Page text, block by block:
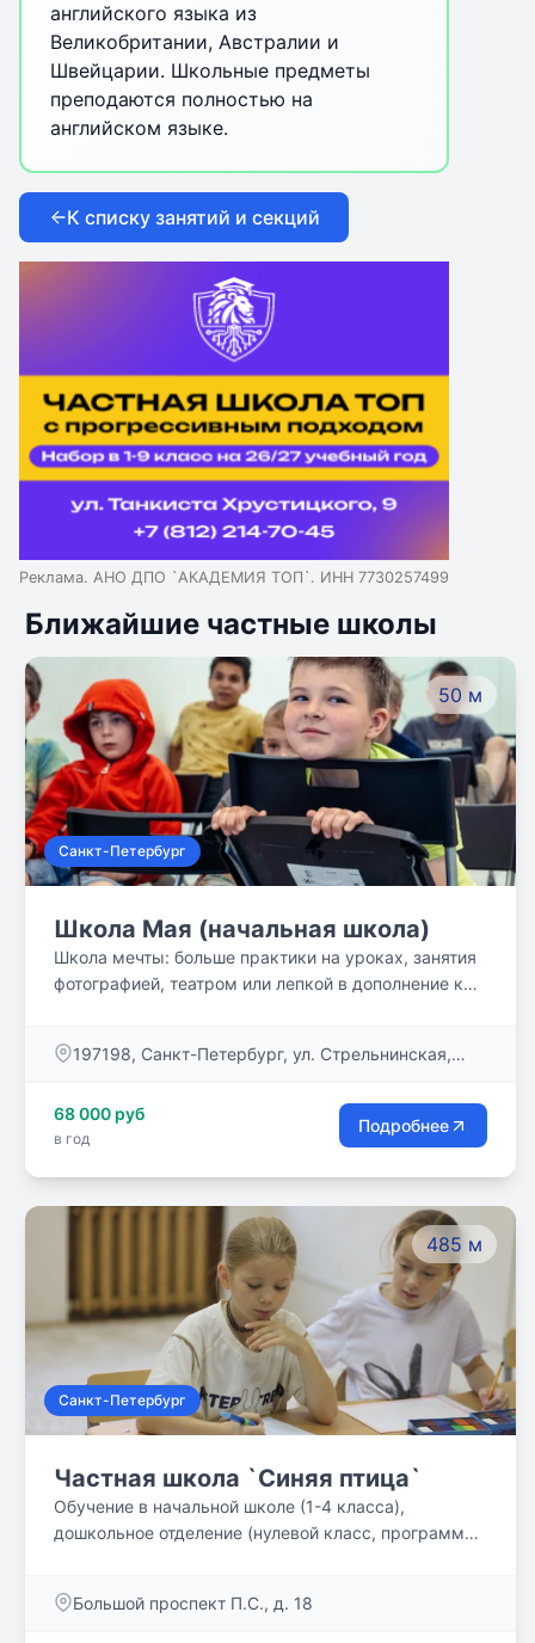
английского языка из
Великобритании, Австралии и
Швейцарии. Школьные предметы
преподаются полностью на
английском языке.
К списку занятий и секций
Реклама. АНО ДПО `АКАДЕМИЯ ТОП`. ИНН 7730257499
Ближайшие частные школы
50 м
Санкт-Петербург
Школа Мая (начальная школа)
Школа мечты: больше практики на уроках, занятия
фотографией, театром или лепкой в дополнение к
«жизнь», потому что в школе тоже происходит
Оказывается, такая школа существовала в
Петербурге 150 лет назад.
​197198, Санкт-Петербург, ул. Стрельнинская,
68 000 руб
в год
Подробнее
485 м
Санкт-Петербург
Частная школа `Синяя птица`
Обучение в начальной школе (1-4 класса),
дошкольное отделение (нулевой класс, программы
Большой проспект П.С., д. 18